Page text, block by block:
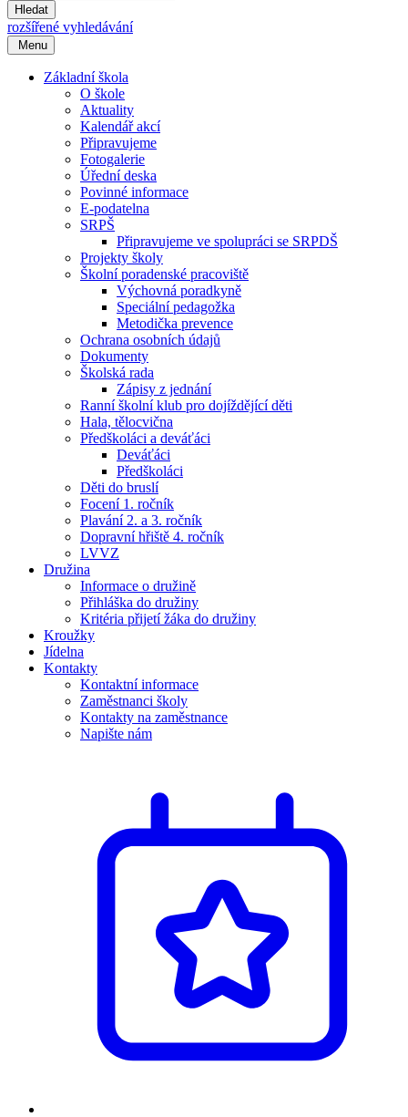
Hledat
rozšířené vyhledávání
Menu
Základní škola
O škole
Aktuality
Kalendář akcí
Připravujeme
Fotogalerie
Úřední deska
Povinné informace
E-podatelna
SRPŠ
Připravujeme ve spolupráci se SRPDŠ
Projekty školy
Školní poradenské pracoviště
Výchovná poradkyně
Speciální pedagožka
Metodička prevence
Ochrana osobních údajů
Dokumenty
Školská rada
Zápisy z jednání
Ranní školní klub pro dojíždějící děti
Hala, tělocvična
Předškoláci a deváťáci
Deváťáci
Předškoláci
Děti do bruslí
Focení 1. ročník
Plavání 2. a 3. ročník
Dopravní hřiště 4. ročník
LVVZ
Družina
Informace o družině
Přihláška do družiny
Kritéria přijetí žáka do družiny
Kroužky
Jídelna
Kontakty
Kontaktní informace
Zaměstnanci školy
Kontakty na zaměstnance
Napište nám